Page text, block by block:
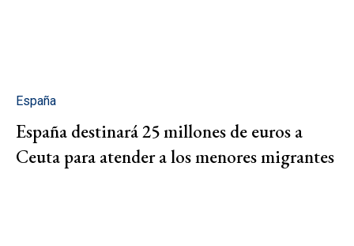
España
España destinará 25 millones de euros a
Ceuta para atender a los menores migrantes